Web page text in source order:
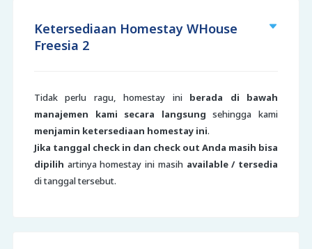
Ketersediaan Homestay WHouse
Freesia 2
Tidak perlu ragu, homestay ini berada di bawah
manajemen kami secara langsung sehingga kami
menjamin ketersediaan homestay ini.
Jika tanggal check in dan check out Anda masih bisa
dipilih artinya homestay ini masih available / tersedia
di tanggal tersebut.